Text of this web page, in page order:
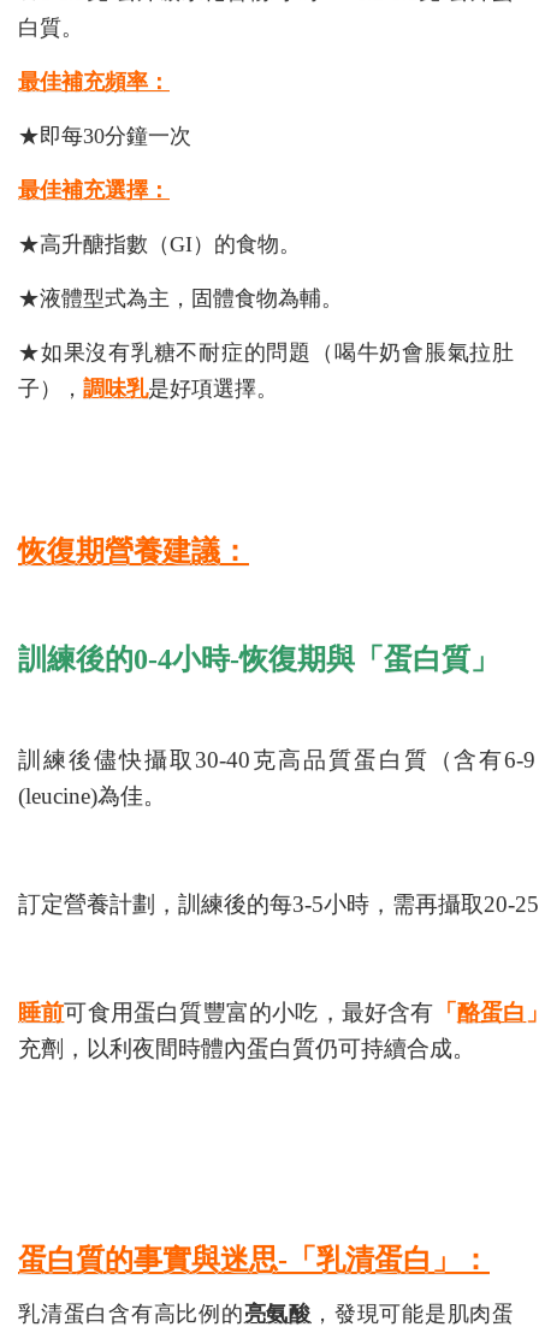
白質。
最佳補充頻率：
★即每30分鐘一次
最佳補充選擇：
★高升醣指數（GI）的食物。
★液體型式為主，固體食物為輔。
★如果沒有乳糖不耐症的問題（喝牛奶會脹氣拉肚
子）， 調味乳是好項選擇。
恢復期營養建議：
訓練後的0-4小時-恢復期與「蛋白質」
訓練後儘快攝取30-40克高品質蛋白質（含有6-
(leucine)為佳。
訂定營養計劃，訓練後的每3-5小時，需再攝取20-
睡前可食用蛋白質豐富的小吃，最好含有 「 酪蛋白
充劑，以利夜間時體內蛋白質仍可持續合成。
蛋白質的事實與迷思-「乳清蛋白」：
乳清蛋白含有高比例的亮氨酸 ，發現可能是肌肉蛋